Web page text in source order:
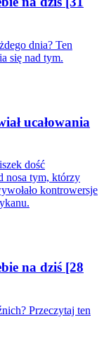
dnia? Ten
się nad tym.
ucałowania
dość
nosa tym, którzy
kontrowersje
na dziś [28
Przeczytaj ten